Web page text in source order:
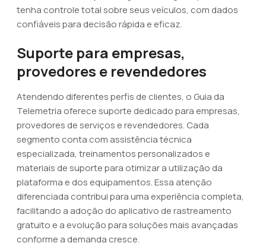
tenha controle total sobre seus veículos, com dados
confiáveis para decisão rápida e eficaz.
Suporte para empresas,
provedores e revendedores
Atendendo diferentes perfis de clientes, o Guia da
Telemetria oferece suporte dedicado para empresas,
provedores de serviços e revendedores. Cada
segmento conta com assistência técnica
especializada, treinamentos personalizados e
materiais de suporte para otimizar a utilização da
plataforma e dos equipamentos. Essa atenção
diferenciada contribui para uma experiência completa,
facilitando a adoção do aplicativo de rastreamento
gratuito e a evolução para soluções mais avançadas
conforme a demanda cresce.